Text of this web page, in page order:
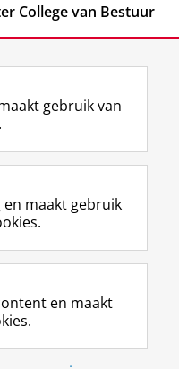
College van Bestuur
L
i
k
e
I
-
p
a
g
R
S
-
f
e
R
i
k
I
n
t
r
m
-
c
Y
o
T
e
k
a
a
gebruik van
maakt gebruik
en maakt